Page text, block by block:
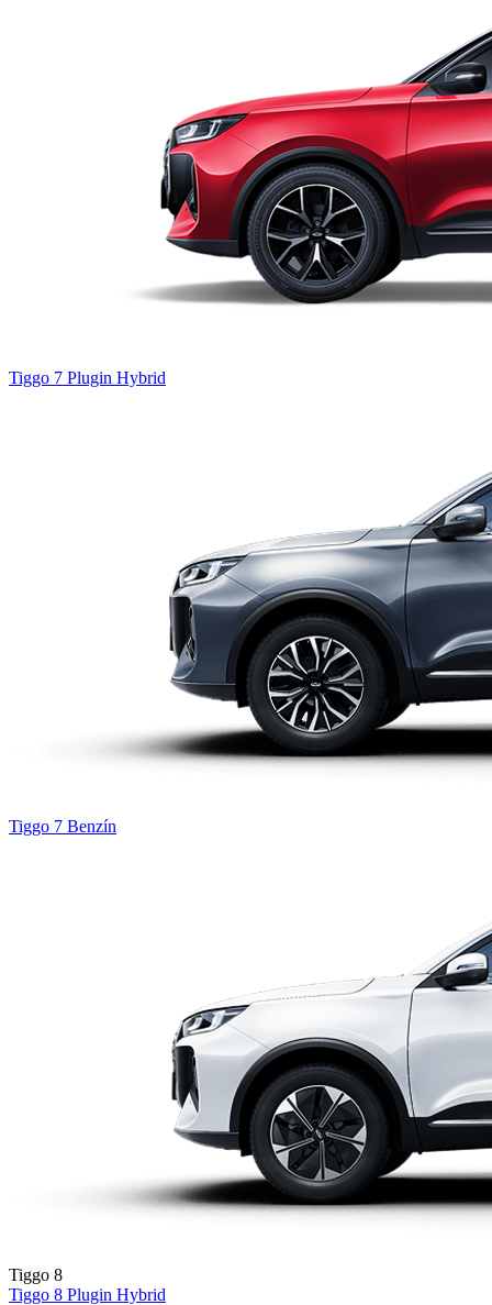
Tiggo 7 Plugin Hybrid
Tiggo 7 Benzín
Tiggo 8
Tiggo 8 Plugin Hybrid